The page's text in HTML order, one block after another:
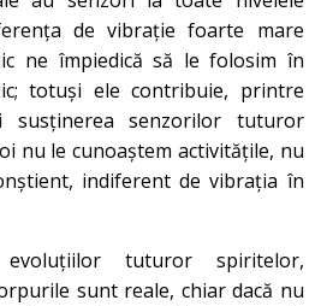
de vibraţie foarte mare
ne împiedică să le folosim în
totuși ele contribuie, printre
senzorilor tuturor
nu le cunoaștem activitățile, nu
indiferent de vibrația în
tuturor spiritelor,
sunt reale, chiar dacă nu